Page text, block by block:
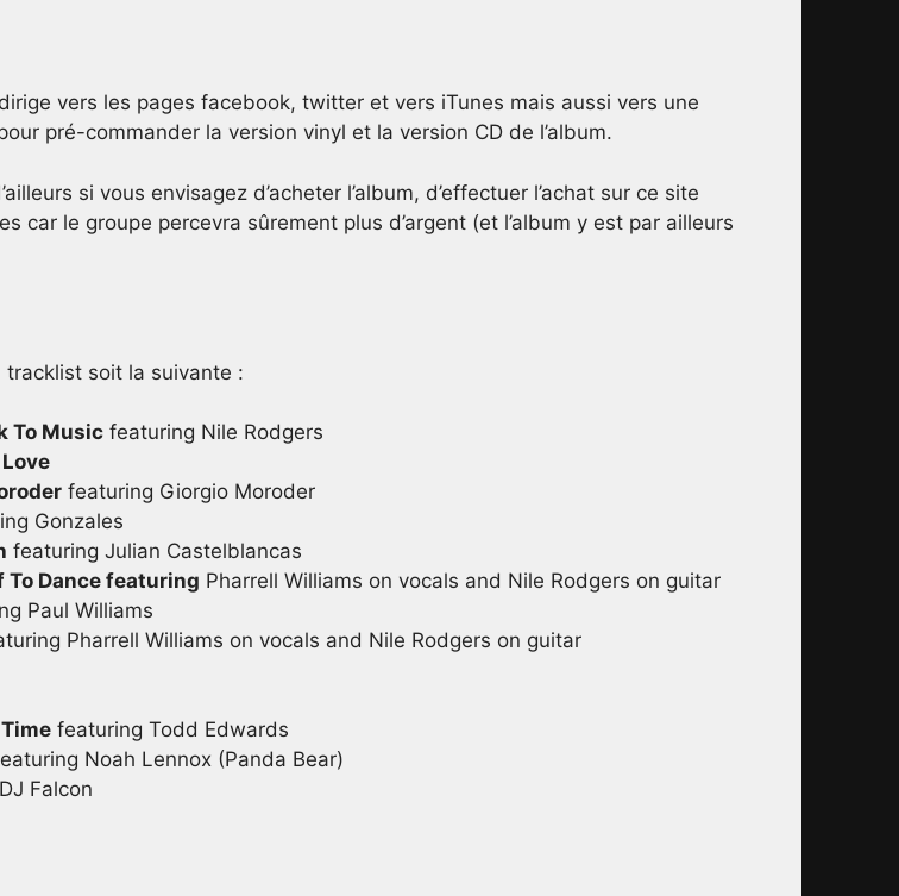
vers les pages facebook, twitter et vers iTunes mais aussi vers une
pré-commander la version vinyl et la version CD de l’album.
si vous envisagez d’acheter l’album, d’effectuer l’achat sur ce site
car le groupe percevra sûrement plus d’argent (et l’album y est par ailleurs
tracklist soit la suivante :
To Music featuring Nile Rodgers
featuring Giorgio Moroder
Gonzales
featuring Julian Castelblancas
To Dance featuring Pharrell Williams on vocals and Nile Rodgers on guitar
Paul Williams
Pharrell Williams on vocals and Nile Rodgers on guitar
featuring Todd Edwards
Noah Lennox (Panda Bear)
Falcon